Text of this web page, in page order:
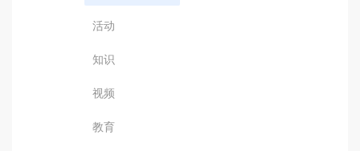
活动
知识
视频
教育